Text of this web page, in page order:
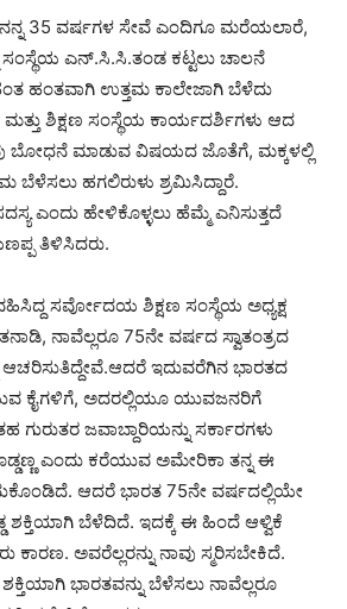
35 ವರ್ಷಗಳ ಸೇವೆ ಎಂದಿಗೂ ಮರೆಯಲಾರೆ,
ಎನ್.ಸಿ.ಸಿ.ತಂಡ ಕಟ್ಟಲು ಚಾಲನೆ
ಹಂತವಾಗಿ ಉತ್ತಮ ಕಾಲೇಜಾಗಿ ಬೆಳೆದು
ಶಿಕ್ಷಣ ಸಂಸ್ಥೆಯ ಕಾರ್ಯದರ್ಶಿಗಳು ಆದ
ಬೋಧನೆ ಮಾಡುವ ವಿಷಯದ ಜೊತೆಗೆ, ಮಕ್ಕಳಲ್ಲಿ
ಬೆಳೆಸಲು ಹಗಲಿರುಳು ಶ್ರಮಿಸಿದ್ದಾರೆ.
ಎಂದು ಹೇಳಿಕೊಳ್ಳಲು ಹೆಮ್ಮೆ ಎನಿಸುತ್ತದೆ
ತಿಳಿಸಿದರು.
ಸರ್ವೋದಯ ಶಿಕ್ಷಣ ಸಂಸ್ಥೆಯ ಅಧ್ಯಕ್ಷ
ನಾವೆಲ್ಲರೂ 75ನೇ ವರ್ಷದ ಸ್ವಾತಂತ್ರದ
ಇದುವರೆಗಿನ ಭಾರತದ
ಕೈಗಳಿಗೆ, ಅದರಲ್ಲಿಯೂ ಯುವಜನರಿಗೆ
ಜವಾಬ್ದಾರಿಯನ್ನು ಸರ್ಕಾರಗಳು
ಎಂದು ಕರೆಯುವ ಅಮೇರಿಕಾ ತನ್ನ ಈ
ಆದರೆ ಭಾರತ 75ನೇ ವರ್ಷದಲ್ಲಿಯೇ
ಶಕ್ತಿಯಾಗಿ ಬೆಳೆದಿದೆ. ಇದಕ್ಕೆ ಈ ಹಿಂದೆ ಆಳ್ವಿಕೆ
ಅವರೆಲ್ಲರನ್ನು ನಾವು ಸ್ಮರಿಸಬೇಕಿದೆ.
ಭಾರತವನ್ನು ಬೆಳೆಸಲು ನಾವೆಲ್ಲರೂ